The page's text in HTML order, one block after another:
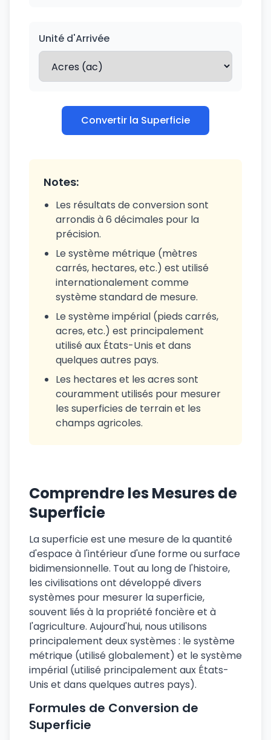
Unité d'Arrivée
Convertir la Superficie
Notes:
Les résultats de conversion sont
arrondis à 6 décimales pour la
précision.
Le système métrique (mètres
carrés, hectares, etc.) est utilisé
internationalement comme
système standard de mesure.
Le système impérial (pieds carrés,
acres, etc.) est principalement
utilisé aux États-Unis et dans
quelques autres pays.
Les hectares et les acres sont
couramment utilisés pour mesurer
les superficies de terrain et les
champs agricoles.
Comprendre les Mesures de
Superficie
La superficie est une mesure de la quantité
d'espace à l'intérieur d'une forme ou surface
bidimensionnelle. Tout au long de l'histoire,
les civilisations ont développé divers
systèmes pour mesurer la superficie,
souvent liés à la propriété foncière et à
l'agriculture. Aujourd'hui, nous utilisons
principalement deux systèmes : le système
métrique (utilisé globalement) et le système
impérial (utilisé principalement aux États-
Unis et dans quelques autres pays).
Formules de Conversion de
Superficie